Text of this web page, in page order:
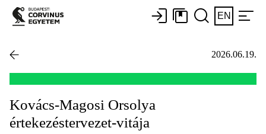
EN
2026.06.19.
Kovács-Magosi Orsolya
értekezéstervezet-vitája